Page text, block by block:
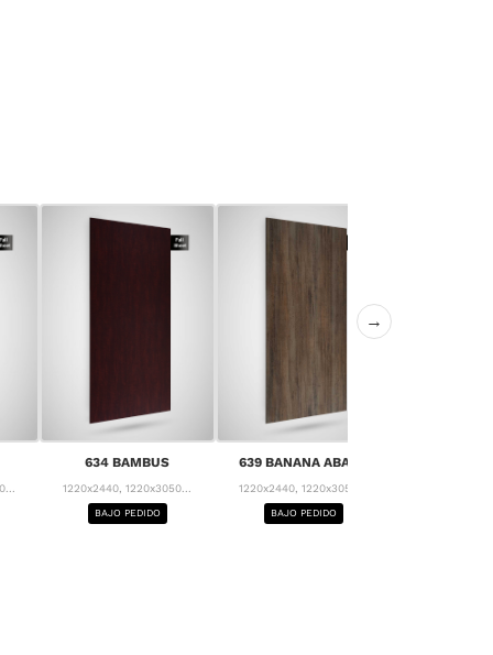
634 BAMBUS
1220x2440, 1220x3050...
BAJO PEDIDO
639 BANANA ABACA
1220x2440, 1220x3050...
BAJO PEDIDO
→